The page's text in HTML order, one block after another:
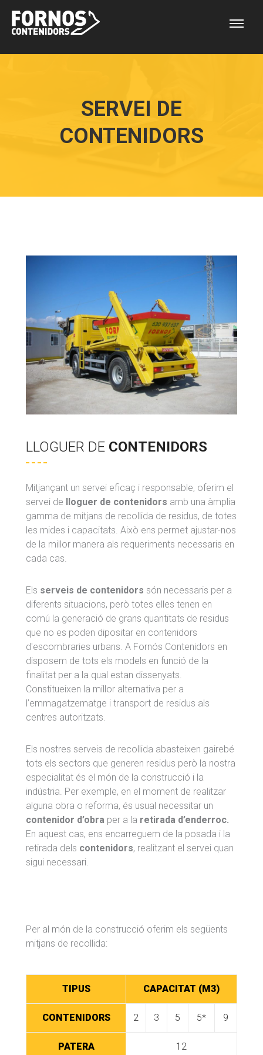
SERVEI DE
CONTENIDORS
LLOGUER DE CONTENIDORS
Mitjançant un servei eficaç i responsable, oferim el
servei de lloguer de contenidors amb una àmplia
gamma de mitjans de recollida de residus, de totes
les mides i capacitats. Això ens permet ajustar-nos
de la millor manera als requeriments necessaris en
cada cas.
Els serveis de contenidors són necessaris per a
diferents situacions, però totes elles tenen en
comú la generació de grans quantitats de residus
que no es poden dipositar en contenidors
d'escombraries urbans. A Fornós Contenidors en
disposem de tots els models en funció de la
finalitat per a la qual estan dissenyats.
Constitueixen la millor alternativa per a
l’emmagatzematge i transport de residus als
centres autoritzats.
Els nostres serveis de recollida abasteixen gairebé
tots els sectors que generen residus però la nostra
especialitat és el món de la construcció i la
indústria. Per exemple, en el moment de realitzar
alguna obra o reforma, és usual necessitar un
contenidor d’obra per a la retirada d’enderroc.
En aquest cas, ens encarreguem de la posada i la
retirada dels contenidors, realitzant el servei quan
sigui necessari.
Per al món de la construcció oferim els següents
mitjans de recollida:
TIPUS CAPACITAT (M3)
CONTENIDORS 2 3 5 5* 9
PATERA 12